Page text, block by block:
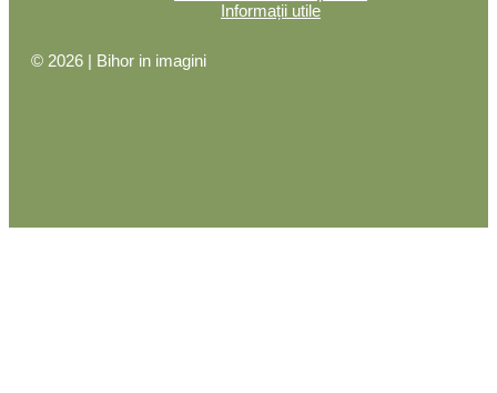
Informații utile
© 2026 | Bihor in imagini